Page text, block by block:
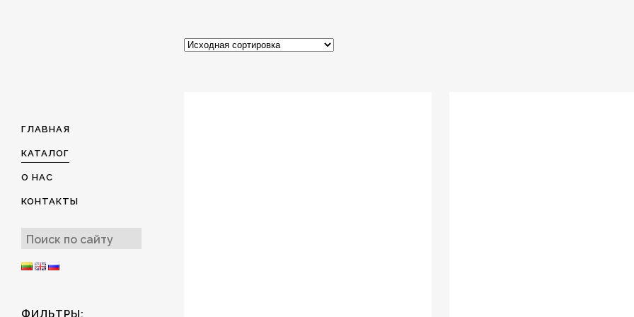
ГЛАВНАЯ
КАТАЛОГ
О НАС
КОНТАКТЫ
ФИЛЬТРЫ: